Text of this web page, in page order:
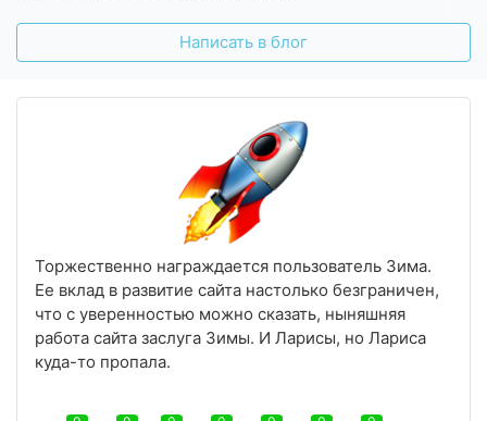
Торжественно награждается пользователь Зима.
Ее вклад в развитие сайта настолько безграничен,
что с уверенностью можно сказать, ныняшняя
работа сайта заслуга Зимы. И Ларисы, но Лариса
куда-то пропала.
Написать в блог